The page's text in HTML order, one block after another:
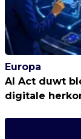
Europa
AI Act duwt
digitale